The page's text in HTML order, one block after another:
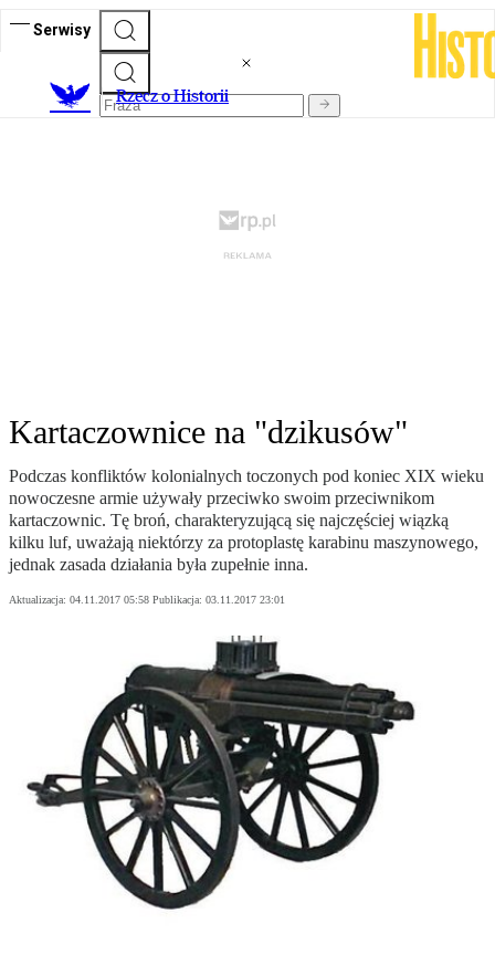
Serwisy
Rzecz o Historii
Kartaczownice na "dzikusów"
Podczas konfliktów kolonialnych toczonych pod koniec XIX wieku
nowoczesne armie używały przeciwko swoim przeciwnikom
kartaczownic. Tę broń, charakteryzującą się najczęściej wiązką
kilku luf, uważają niektórzy za protoplastę karabinu maszynowego,
jednak zasada działania była zupełnie inna.
Aktualizacja: 04.11.2017 05:58 Publikacja: 03.11.2017 23:01